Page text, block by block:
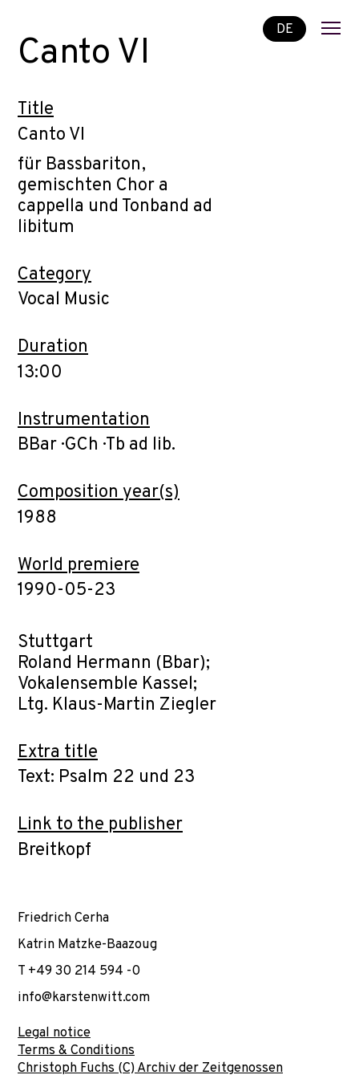
DE
Canto VI
Title
Canto VI
für Bassbariton,
gemischten Chor a
cappella und Tonband ad
libitum
Category
Vocal Music
Duration
13:00
Instrumentation
BBar · GCh · Tb ad lib.
Composition year(s)
1988
World premiere
1990-05-23
Stuttgart
Roland Hermann (Bbar);
Vokalensemble Kassel;
Ltg. Klaus-Martin Ziegler
Extra title
Text: Psalm 22 und 23
Link to the publisher
Breitkopf
Friedrich Cerha
Katrin Matzke-Baazoug
T +49 30 214 594 -0
info@karstenwitt.com
Legal notice
Terms & Conditions
Christoph Fuchs (C) Archiv der Zeitgenossen